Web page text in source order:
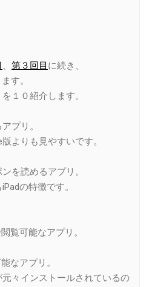
、 第３回目 に続き、
す。
１０紹介します。
プリ。
よりも見やすいです。
を読めるアプリ。
の特徴です。
覧可能なアプリ。
なアプリ。
々インストールされているの